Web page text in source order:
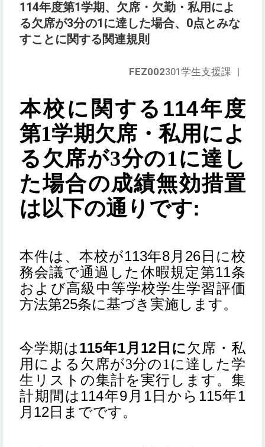
114年度第1学期、欠席・欠勤・私用によ
る欠席が3分の1に達した場合、0点とみな
すことに関する関連規則
FEZ002301学生支援課 |
本校に関する 114年度
第1学期欠席・私用によ
る欠席が3分の1に達し
た場合の成績無効措置
は以下の通りです:
本件は、本校が113年8月 26 日に校
務会議で通過した休暇規定第11条
および高級中等学校学生学習評価
方法第25条に基づき実施します。
今学期は115年1月 12 日に欠席・私
用による欠席が3分の1に達した学
生リストの集計を実行します。集
計期間は114年9 月 1日から 115年1
月 12日までです。